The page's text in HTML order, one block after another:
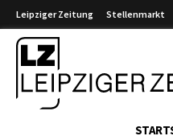
Leipziger Zeitung Stellenmarkt